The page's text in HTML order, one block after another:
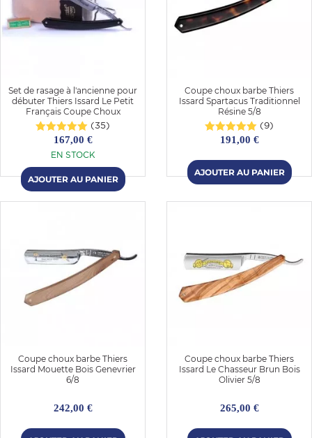
Set de rasage à l'ancienne pour
débuter Thiers Issard Le Petit
Français Coupe Choux
(35)
167,00 €
EN STOCK
Coupe choux barbe Thiers
Issard Spartacus Traditionnel
Résine 5/8
(9)
191,00 €
Coupe choux barbe Thiers
Issard Mouette Bois Genevrier
6/8
242,00 €
Coupe choux barbe Thiers
Issard Le Chasseur Brun Bois
Olivier 5/8
265,00 €